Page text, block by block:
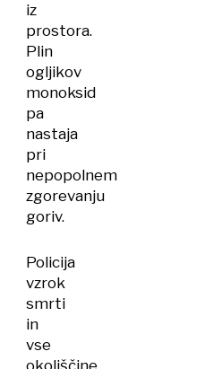
iz
prostora.
Plin
ogljikov
monoksid
pa
nastaja
pri
nepopolnem
zgorevanju
goriv.
Policija
vzrok
smrti
in
vse
okoliščine